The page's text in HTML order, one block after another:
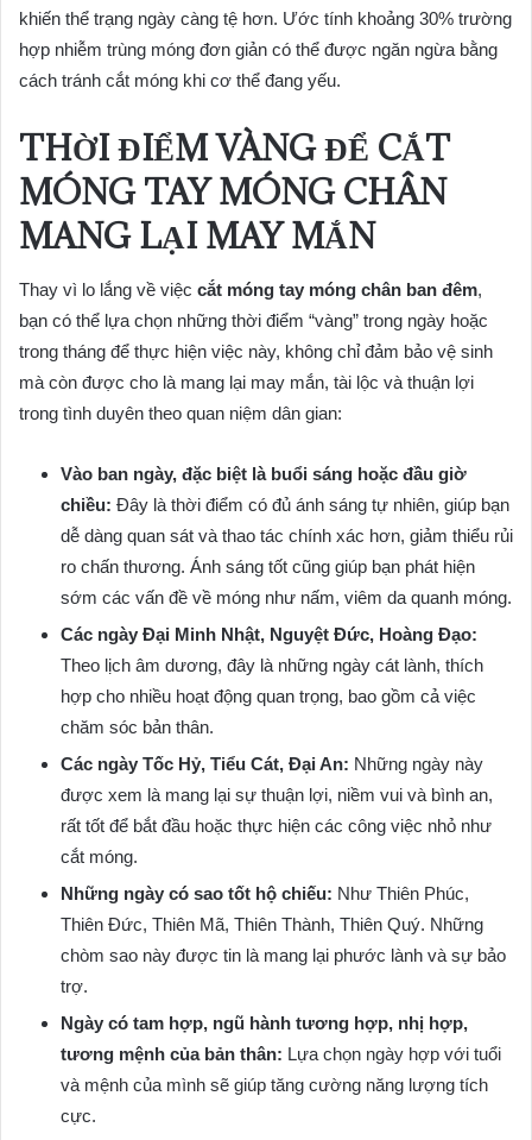
khiến thể trạng ngày càng tệ hơn. Ước tính khoảng 30% trường
hợp nhiễm trùng móng đơn giản có thể được ngăn ngừa bằng
cách tránh cắt móng khi cơ thể đang yếu.
THỜI ĐIỂM VÀNG ĐỂ CẮT
MÓNG TAY MÓNG CHÂN
MANG LẠI MAY MẮN
Thay vì lo lắng về việc cắt móng tay móng chân ban đêm,
bạn có thể lựa chọn những thời điểm “vàng” trong ngày hoặc
trong tháng để thực hiện việc này, không chỉ đảm bảo vệ sinh
mà còn được cho là mang lại may mắn, tài lộc và thuận lợi
trong tình duyên theo quan niệm dân gian:
Vào ban ngày, đặc biệt là buổi sáng hoặc đầu giờ
chiều: Đây là thời điểm có đủ ánh sáng tự nhiên, giúp bạn
dễ dàng quan sát và thao tác chính xác hơn, giảm thiểu rủi
ro chấn thương. Ánh sáng tốt cũng giúp bạn phát hiện
sớm các vấn đề về móng như nấm, viêm da quanh móng.
Các ngày Đại Minh Nhật, Nguyệt Đức, Hoàng Đạo:
Theo lịch âm dương, đây là những ngày cát lành, thích
hợp cho nhiều hoạt động quan trọng, bao gồm cả việc
chăm sóc bản thân.
Các ngày Tốc Hỷ, Tiểu Cát, Đại An: Những ngày này
được xem là mang lại sự thuận lợi, niềm vui và bình an,
rất tốt để bắt đầu hoặc thực hiện các công việc nhỏ như
cắt móng.
Những ngày có sao tốt hộ chiếu: Như Thiên Phúc,
Thiên Đức, Thiên Mã, Thiên Thành, Thiên Quý. Những
chòm sao này được tin là mang lại phước lành và sự bảo
trợ.
Ngày có tam hợp, ngũ hành tương hợp, nhị hợp,
tương mệnh của bản thân: Lựa chọn ngày hợp với tuổi
và mệnh của mình sẽ giúp tăng cường năng lượng tích
cực.